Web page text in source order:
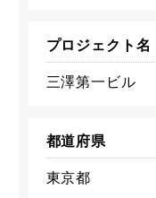
プロジェクト名
三澤第一ビル
都道府県
東京都